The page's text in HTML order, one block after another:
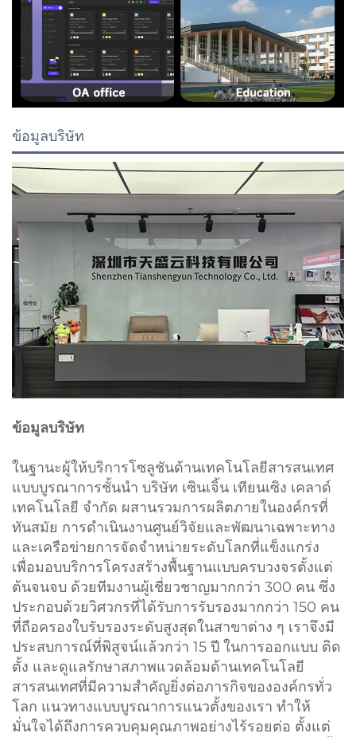
ข้อมูลบริษัท
ข้อมูลบริษัท
ในฐานะผู้ให้บริการโซลูชันด้านเทคโนโลยีสารสนเทศ
แบบบูรณาการชั้นนำ บริษัท เซินเจิ้น เทียนเซิง เคลาด์
เทคโนโลยี จำกัด ผสานรวมการผลิตภายในองค์กรที่
ทันสมัย การดำเนินงานศูนย์วิจัยและพัฒนาเฉพาะทาง
และเครือข่ายการจัดจำหน่ายระดับโลกที่แข็งแกร่ง
เพื่อมอบบริการโครงสร้างพื้นฐานแบบครบวงจรตั้งแต่
ต้นจนจบ ด้วยทีมงานผู้เชี่ยวชาญมากกว่า 300 คน ซึ่ง
ประกอบด้วยวิศวกรที่ได้รับการรับรองมากกว่า 150 คน
ที่ถือครองใบรับรองระดับสูงสุดในสาขาต่าง ๆ เราจึงมี
ประสบการณ์ที่พิสูจน์แล้วกว่า 15 ปี ในการออกแบบ ติด
ตั้ง และดูแลรักษาสภาพแวดล้อมด้านเทคโนโลยี
สารสนเทศที่มีความสำคัญยิ่งต่อภารกิจขององค์กรทั่ว
โลก แนวทางแบบบูรณาการแนวตั้งของเรา ทำให้
มั่นใจได้ถึงการควบคุมคุณภาพอย่างไร้รอยต่อ ตั้งแต่